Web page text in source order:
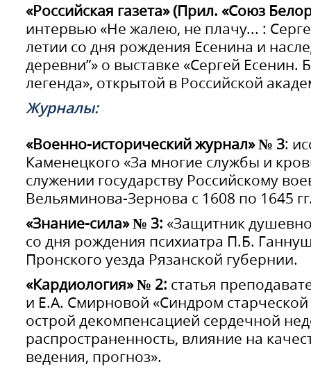
«Российская газета» (Прил. «Союз
интервью «Не жалею, не плачу... :
летии со дня рождения Есенина и
деревни”» о выставке «Сергей Есенин.
легенда», открытой в Российской
Журналы:
«Военно-исторический журнал» № 3:
Каменецкого «За многие службы и
служении государству Российскому
Вельяминова-Зернова с 1608 по 1645
«Знание-сила» № 3: «Защитник
со дня рождения психиатра П.Б.
Пронского уезда Рязанской губернии.
«Кардиология» № 2: статья
и Е.А. Смирновой «Синдром старческой
острой декомпенсацией сердечной
распространенность, влияние на
ведения, прогноз».